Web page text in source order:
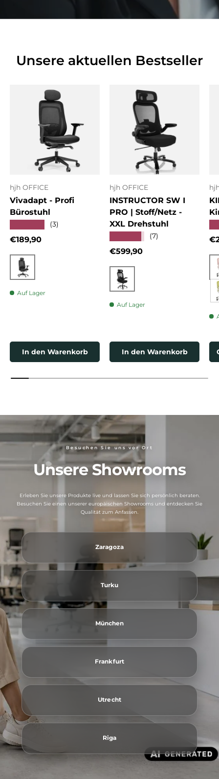
Unsere aktuellen Bestseller
hjh OFFICE
Vivadapt - Profi
Bürostuhl
(3)
Normaler Preis
€189,90
Schwarz
Auf Lager
In den Warenkorb
hjh OFFICE
INSTRUCTOR SW I
PRO | Stoff/Netz -
XXL Drehstuhl
(7)
Normaler Preis
€599,90
Schwarz
Auf Lager
In den Warenkorb
Besuchen Sie uns vor Ort
Unsere Showrooms
Erleben Sie unsere Produkte live und lassen Sie sich persönlich beraten.
Besuchen Sie einen unserer europäischen Showrooms und entdecken Sie
Qualität zum Anfassen.
Zaragoza
Turku
München
Frankfurt
Utrecht
Riga